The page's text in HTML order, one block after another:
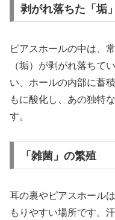
剥がれ落ちた「垢
ピアスホールの中は、
（垢）が剥がれ落ちて
い、ホールの内部に蓄
もに酸化し、あの独特
す。
「雑菌」の繁殖
耳の裏やピアスホール
もりやすい場所です。